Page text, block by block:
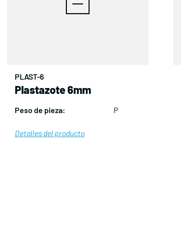
PLAST-6
Plastazote 6mm
Peso de pieza: P
Detalles del producto